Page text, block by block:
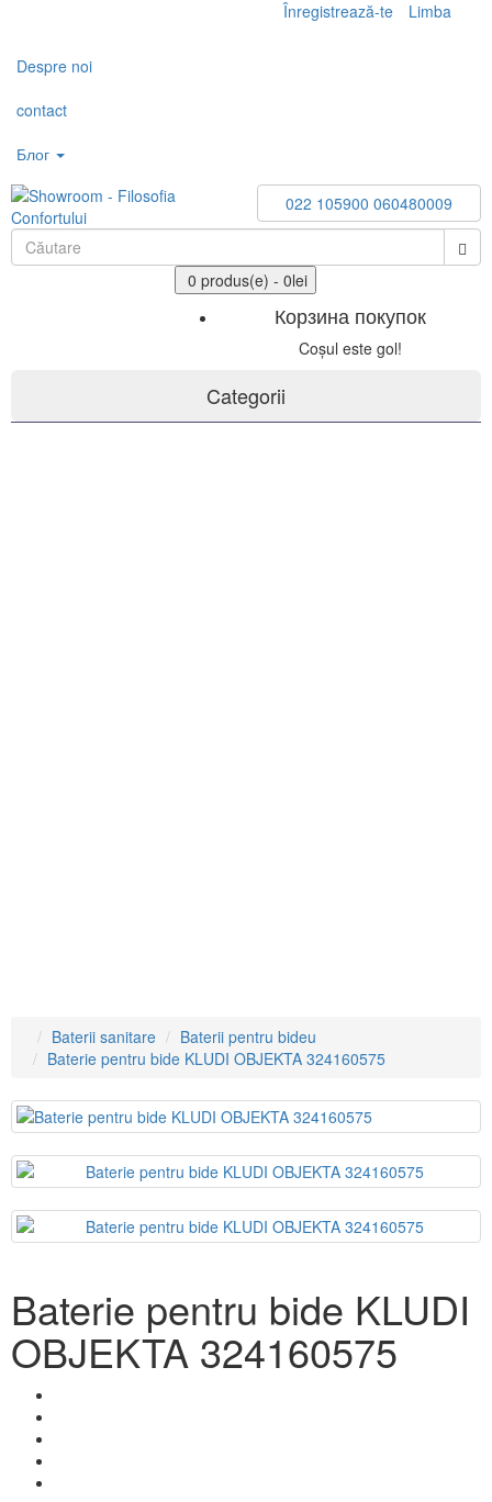
Despre noi
contact
Блог
Înregistrează-te Limba
022 105900 060480009
0 produs(e) - 0lei
Корзина покупок
Coșul este gol!
Categorii
Baterii sanitare
Baterii pentru bideu
Baterie pentru bide KLUDI OBJEKTA 324160575
Baterie pentru bide KLUDI
OBJEKTA 324160575